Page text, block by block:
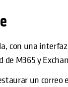
con una
de M365 y
un correo